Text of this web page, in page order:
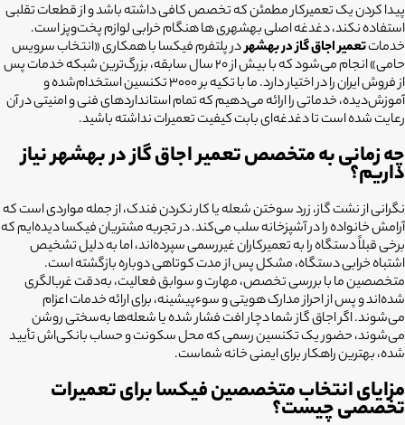
پیدا کردن یک تعمیرکار مطمئن که تخصص کافی داشته باشد و از قطعات تقلبی
استفاده نکند، دغدغه اصلی بهشهری ها هنگام خرابی لوازم پخت‌وپز است.
خدماتتعمیر اجاق گاز در بهشهردر پلتفرم فیکسا با همکاری «انتخاب سرویس
حامی» انجام می‌شود که با بیش از ۲۰ سال سابقه، بزرگ‌ترین شبکه خدمات پس
از فروش ایران را در اختیار دارد. ما با تکیه بر ۳۰۰۰ تکنسین استخدام‌شده و
آموزش‌دیده، خدماتی را ارائه می‌دهیم که تمام استانداردهای فنی و امنیتی در آن
رعایت شده است تا دغدغه‌ای بابت کیفیت تعمیرات نداشته باشید.
چه زمانی به متخصص تعمیر اجاق گاز در بهشهر نیاز
داریم؟
نگرانی از نشت گاز، زرد سوختن شعله یا کار نکردن فندک، از جمله مواردی است که
آرامش خانواده را در آشپزخانه سلب می‌کند. در تجربه مشتریان فیکسا دیده‌ایم که
برخی قبلاً دستگاه را به تعمیرکاران غیررسمی سپرده‌اند، اما به دلیل تشخیص
اشتباه خرابی دستگاه، مشکل پس از مدت کوتاهی دوباره بازگشته است.
متخصصین ما با بررسی تخصص، مهارت و سوابق فعالیت، به‌دقت غربالگری
شده‌اند و پس از احراز مدارک هویتی و سوءپیشینه، برای ارائه خدمات اعزام
می‌شوند. اگر اجاق گاز شما دچار افت فشار شده یا شعله‌ها به‌سختی روشن
می‌شوند، حضور یک تکنسین رسمی که محل سکونت و حساب بانکی‌اش تأیید
شده، بهترین راهکار برای ایمنی خانه شماست.
مزایای انتخاب متخصصین فیکسا برای تعمیرات
تخصصی چیست؟